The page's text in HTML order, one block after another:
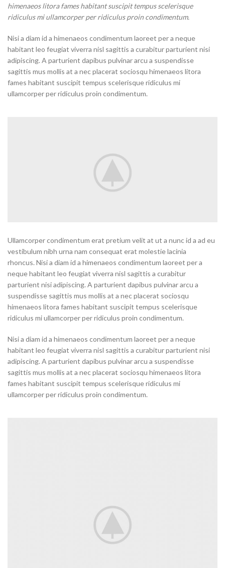
himenaeos litora fames habitant suscipit tempus scelerisque
ridiculus mi ullamcorper per ridiculus proin condimentum.
Nisi a diam id a himenaeos condimentum laoreet per a neque
habitant leo feugiat viverra nisl sagittis a curabitur parturient nisi
adipiscing. A parturient dapibus pulvinar arcu a suspendisse
sagittis mus mollis at a nec placerat sociosqu himenaeos litora
fames habitant suscipit tempus scelerisque ridiculus mi
ullamcorper per ridiculus proin condimentum.
Ullamcorper condimentum erat pretium velit at ut a nunc id a ad eu
vestibulum nibh urna nam consequat erat molestie lacinia
rhoncus. Nisi a diam id a himenaeos condimentum laoreet per a
neque habitant leo feugiat viverra nisl sagittis a curabitur
parturient nisi adipiscing. A parturient dapibus pulvinar arcu a
suspendisse sagittis mus mollis at a nec placerat sociosqu
himenaeos litora fames habitant suscipit tempus scelerisque
ridiculus mi ullamcorper per ridiculus proin condimentum.
Nisi a diam id a himenaeos condimentum laoreet per a neque
habitant leo feugiat viverra nisl sagittis a curabitur parturient nisi
adipiscing. A parturient dapibus pulvinar arcu a suspendisse
sagittis mus mollis at a nec placerat sociosqu himenaeos litora
fames habitant suscipit tempus scelerisque ridiculus mi
ullamcorper per ridiculus proin condimentum.